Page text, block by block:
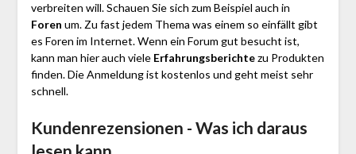
verbreiten will. Schauen Sie sich zum Beispiel auch in
Foren um. Zu fast jedem Thema was einem so einfällt gibt
es Foren im Internet. Wenn ein Forum gut besucht ist,
kann man hier auch viele Erfahrungsberichtezu Produkten
finden. Die Anmeldung ist kostenlos und geht meist sehr
schnell.
Kundenrezensionen - Was ich daraus